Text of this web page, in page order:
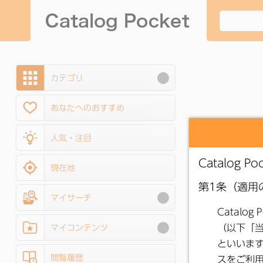
カテゴリ
あなたへのおすすめ
人気・注目
現在地
マイサーチ
マイコンテンツ
閲覧履歴